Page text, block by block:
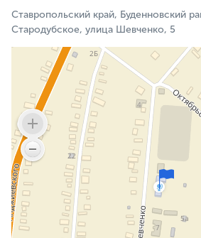
Ставропольский край, Буденновский
Стародубское, улица Шевченко, 5